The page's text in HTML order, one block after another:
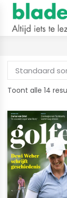
Toont alle 14